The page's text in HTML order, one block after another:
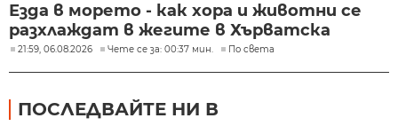
Езда в морето - как хора и животни се
разхлаждат в жегите в Хърватска
21:59, 06.08.2026 Чете се за: 00:37 мин. По света
ПОСЛЕДВАЙТЕ НИ В